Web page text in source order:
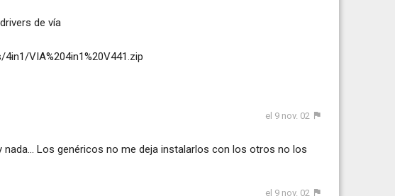
de vía
VIA%204in1%20V441.zip
el 9 nov. 02
nada... Los genéricos no me deja instalarlos con los otros no los
el 9 nov. 02